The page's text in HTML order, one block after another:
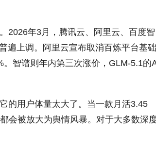
2026年3月，腾讯云、阿里云、百度智
遍上调。阿里云宣布取消百炼平台基础
智谱则年内第三次涨价，GLM-5.1的
的用户体量太大了。当一款月活3.45
会被放大为舆情风暴。对于大多数深